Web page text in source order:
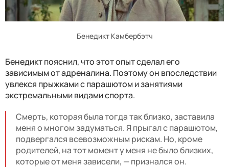
Бенедикт Камбербэтч
Бенедикт пояснил, что этот опыт сделал его
зависимым от адреналина. Поэтому он впоследствии
увлекся прыжками с парашютом и занятиями
экстремальными видами спорта.
Смерть, которая была тогда так близко, заставила
меня о многом задуматься. Я прыгал с парашютом,
подвергался всевозможным рискам. Но, кроме
родителей, на тот момент у меня не было близких,
которые от меня зависели, — признался он.